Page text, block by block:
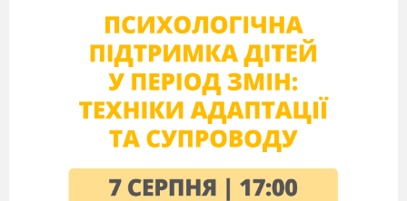
формування валютного
курсу.
ІІ СЕМЕСТР
Розділ IІ.
Світова економіка
Тема 4. Міжнародна торгівля, валютні
відносини, рух капіталів між країнами
Сучасне світове
господарство. Групи
країн, що формують
світове господарство.